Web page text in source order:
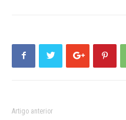
Artigo anterior